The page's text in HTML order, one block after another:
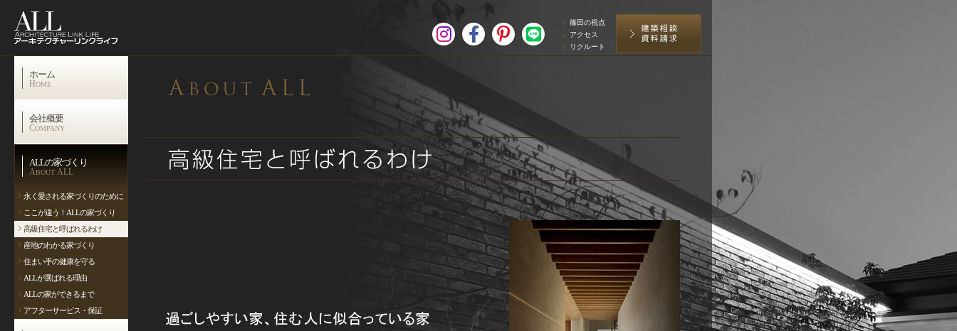
篠田の視点
アクセス
リクルート
ホーム
HOME
会社概要
COMPANY
ALLの家づくり
ABOUT ALL
永く愛される家づくりのために
ここが違う！ALLの家づくり
高級住宅と呼ばれるわけ
産地のわかる家づくり
住まい手の健康を守る
ALLが選ばれる理由
ALLの家ができるまで
アフターサービス・保証